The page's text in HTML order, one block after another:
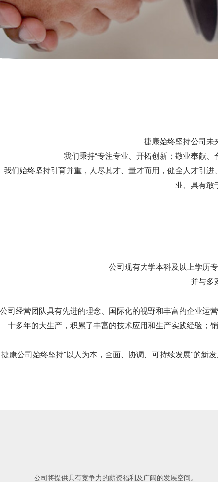
捷康始终坚持公司未
我们秉持“专注专业、开拓创新；敬业奉献
我们始终坚持引育并重，人尽其才、量才而用，健全人才引
业、具有敢
公司现有大学本科及以上学历
并与多
公司经营团队具有先进的理念、国际化的视野和丰富的企业运
十多年的大生产，积累了丰富的技术应用和生产实践经验；
捷康公司始终坚持“以人为本，全面、协调、可持续发展”的新
公司将提供具有竞争力的薪资福利及广阔的发展空间。